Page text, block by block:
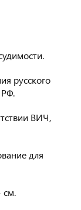
русского
РФ.
ВИЧ,
для
см.